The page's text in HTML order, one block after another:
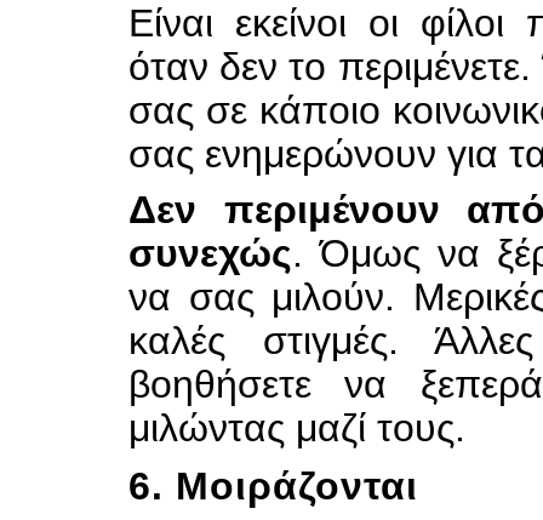
Είναι εκείνοι οι
όταν δεν το
σας σε κάποιο
σας ενημερώνουν για
Δεν περιμένουν
συνεχώς. Όμως να
να σας μιλούν.
καλές στιγμές.
βοηθήσετε να
μιλώντας μαζί τους.
6. Μοιράζονται